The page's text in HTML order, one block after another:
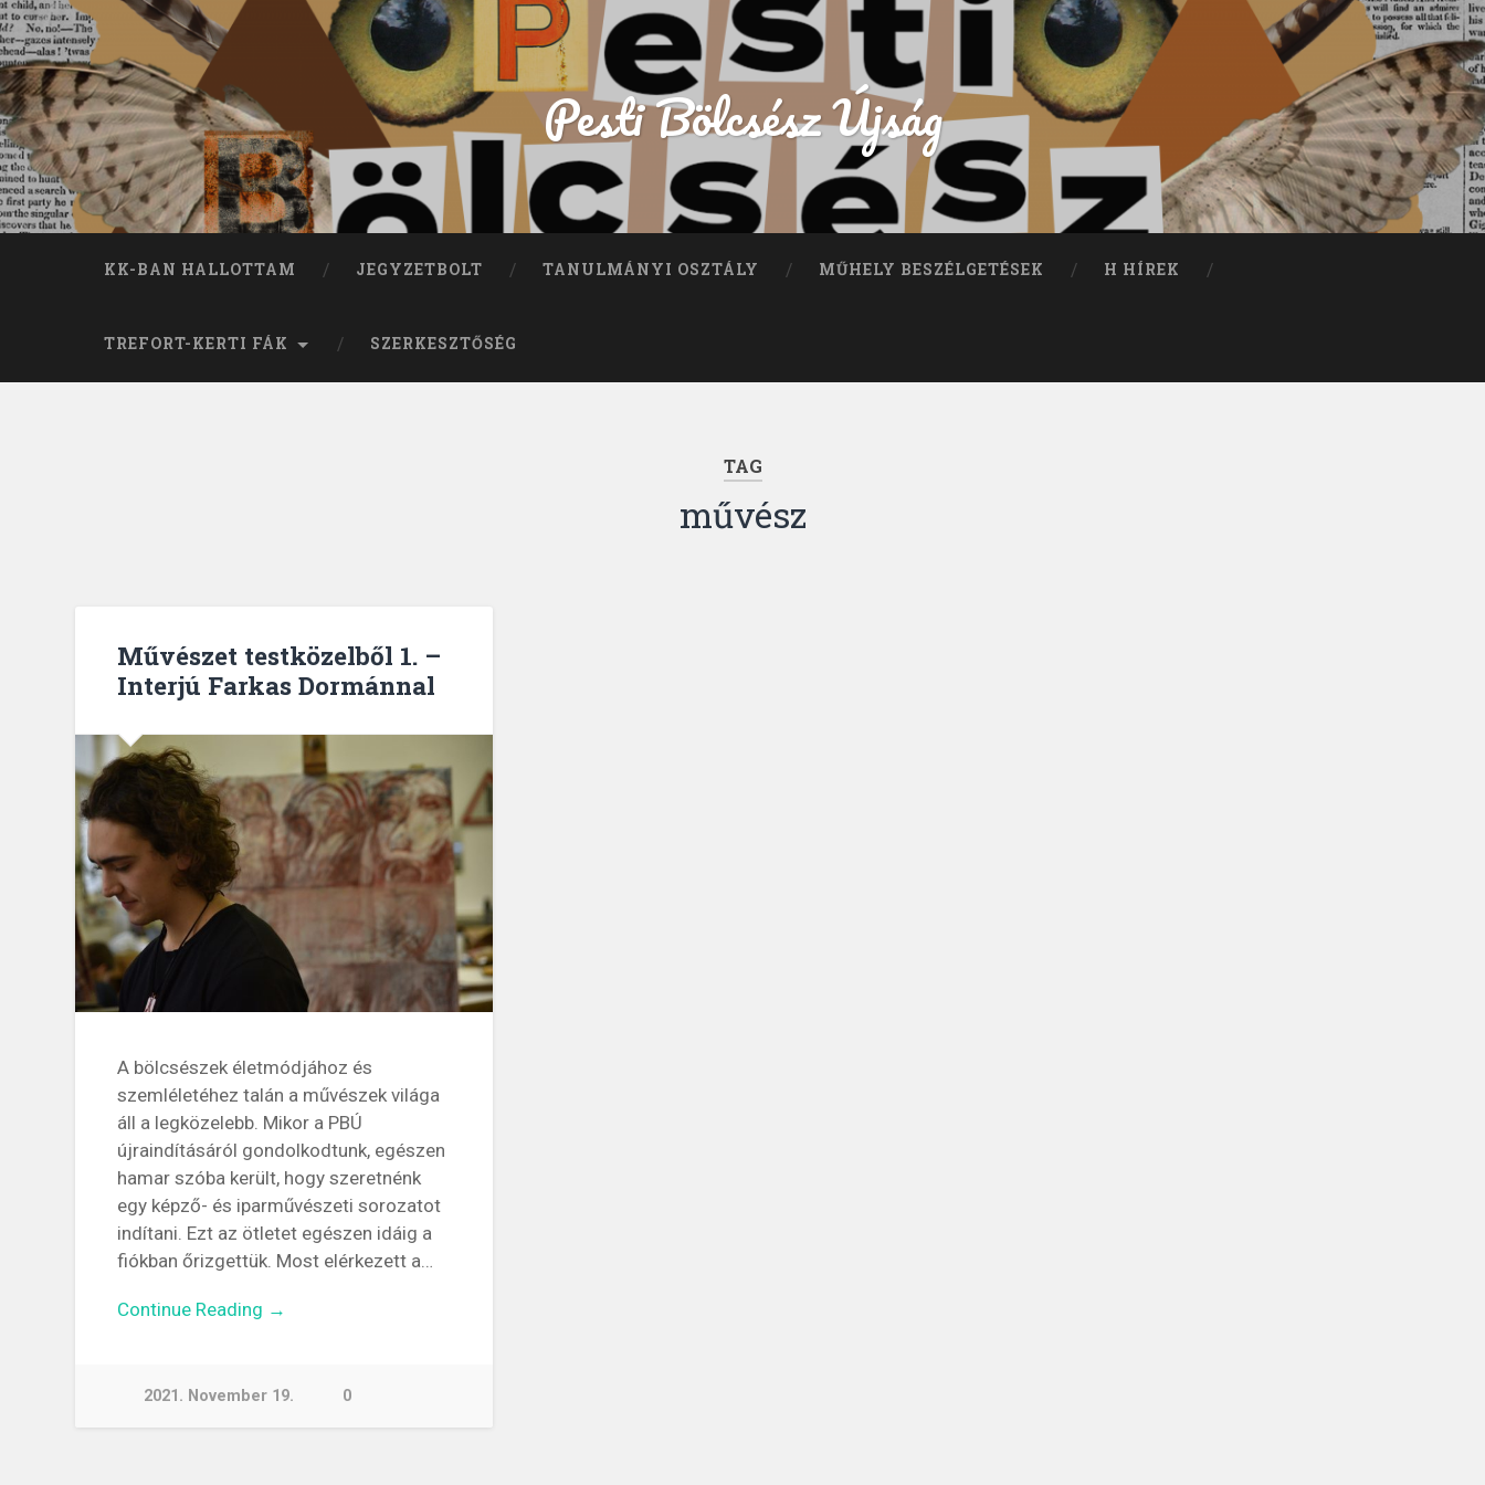
Pesti Bölcsész Újság
KK-BAN HALLOTTAM JEGYZETBOLT TANULMÁNYI OSZTÁLY MŰHELY BESZÉLGETÉSEK H HÍREK
TREFORT-KERTI FÁK SZERKESZTŐSÉG
TAG
művész
Művészet testközelből 1. –
Interjú Farkas Dormánnal
A bölcsészek életmódjához és
szemléletéhez talán a művészek világa
áll a legközelebb. Mikor a PBÚ
újraindításáról gondolkodtunk, egészen
hamar szóba került, hogy szeretnénk
egy képző- és iparművészeti sorozatot
indítani. Ezt az ötletet egészen idáig a
fiókban őrizgettük. Most elérkezett a…
Continue Reading →
2021. November 19. 0